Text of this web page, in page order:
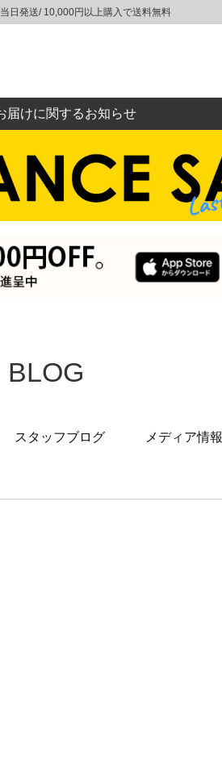
日発送/ 10,000円以上購入で送料無料
届けに関するお知らせ
BLOG
スタッフブログ メディア情報